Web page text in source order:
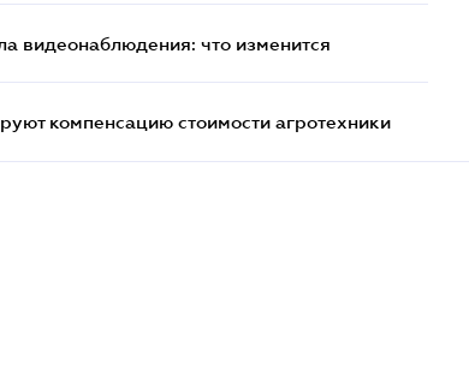
видеонаблюдения: что изменится
компенсацию стоимости агротехники